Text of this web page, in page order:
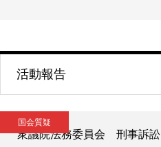
活動報告
国会質疑
衆議院法務委員会 刑事訴訟